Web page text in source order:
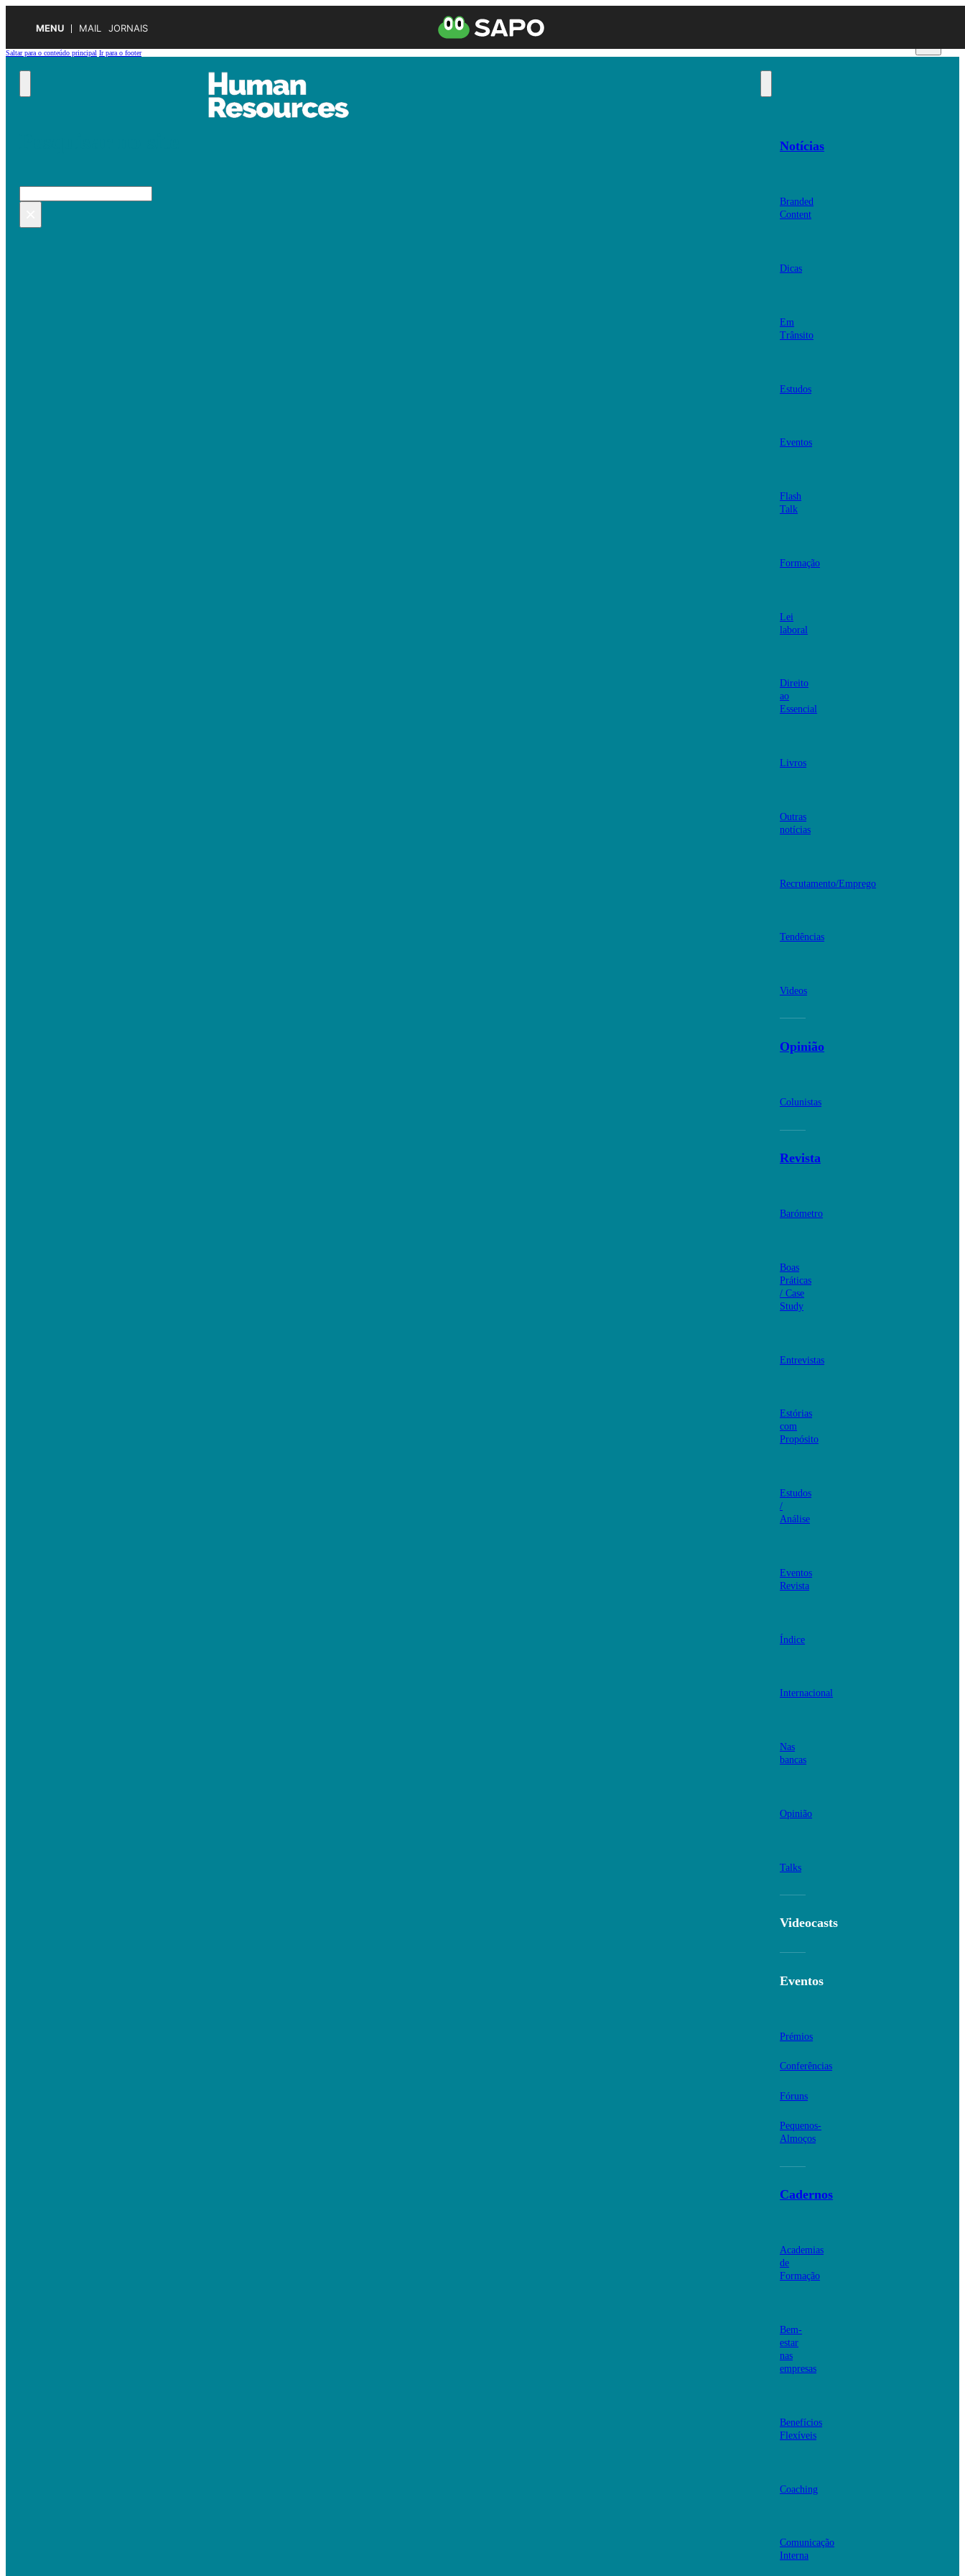
MENU MAIL JORNAIS
Saltar para o conteúdo principal Ir para o footer
Pesquisar
Notícias
Branded
Content
Dicas
Em
Trânsito
Estudos
Eventos
Flash
Talk
Formação
Lei
laboral
Direito
ao
Essencial
Livros
Outras
notícias
Recrutamento/Emprego
Tendências
Videos
Opinião
Colunistas
Revista
Barómetro
Boas
Práticas
/ Case
Study
Entrevistas
Estórias
com
Propósito
Estudos
/
Análise
Eventos
Revista
Índice
Internacional
Nas
bancas
Opinião
Talks
Videocasts
Eventos
Prémios
Conferências
Fóruns
Pequenos-
Almoços
Cadernos
Academias
de
Formação
Bem-
estar
nas
empresas
Benefícios
Flexíveis
Coaching
Comunicação
Interna